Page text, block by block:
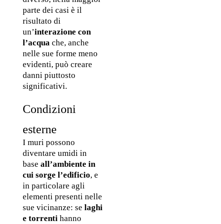
parte dei casi è il
risultato di
un’interazione con
l’acqua che, anche
nelle sue forme meno
evidenti, può creare
danni piuttosto
significativi.
Condizioni
esterne
I muri possono
diventare umidi in
base all’ambiente in
cui sorge l’edificio, e
in particolare agli
elementi presenti nelle
sue vicinanze: se laghi
e torrenti hanno